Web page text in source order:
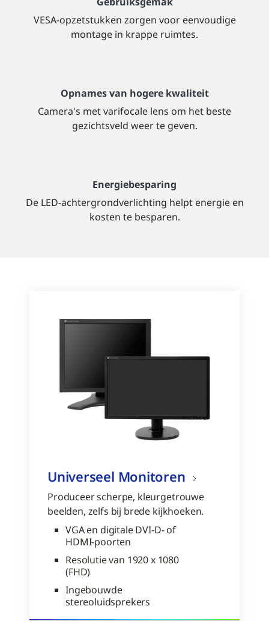
VESA-opzetstukken zorgen voor eenvoudige
montage in krappe ruimtes.
Opnames van hogere kwaliteit
Camera's met varifocale lens om het beste
gezichtsveld weer te geven.
Energiebesparing
De LED-achtergrondverlichting helpt energie en
kosten te besparen.
Universeel Monitoren
Produceer scherpe, kleurgetrouwe
beelden, zelfs bij brede kijkhoeken.
VGA en digitale DVI-D- of
HDMI-poorten
Resolutie van 1920 x 1080
(FHD)
Ingebouwde
stereoluidsprekers